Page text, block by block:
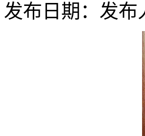
发布日期： 发布